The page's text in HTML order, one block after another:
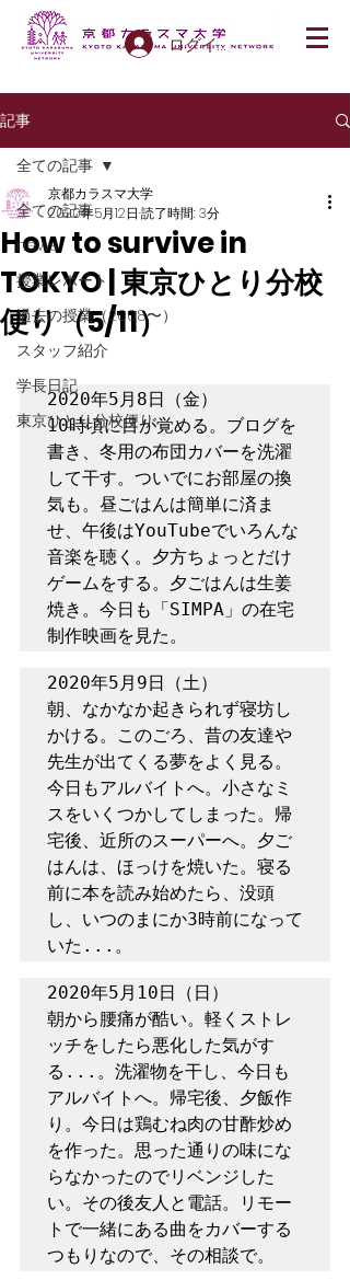
ログイン
記事
全ての記事
news
授業レポート
過去の授業（2008〜）
スタッフ紹介
学長日記
東京ひとり分校便り
全ての記事
How to survive in
TOKYO | 東京ひとり分校
便り（5/11）
京都カラスマ大学
2020年5月12日 読了時間: 3分
2020年5月8日（金）
10時頃に目が覚める。ブログを
書き、冬用の布団カバーを洗濯
して干す。ついでにお部屋の換
気も。昼ごはんは簡単に済ま
せ、午後はYouTubeでいろんな
音楽を聴く。夕方ちょっとだけ
ゲームをする。夕ごはんは生姜
焼き。今日も「SIMPA」の在宅
制作映画を見た。
2020年5月9日（土）
朝、なかなか起きられず寝坊し
かける。このごろ、昔の友達や
先生が出てくる夢をよく見る。
今日もアルバイトへ。小さなミ
スをいくつかしてしまった。帰
宅後、近所のスーパーへ。夕ご
はんは、ほっけを焼いた。寝る
前に本を読み始めたら、没頭
し、いつのまにか3時前になって
いた...。
2020年5月10日（日）
朝から腰痛が酷い。軽くストレ
ッチをしたら悪化した気がす
る...。洗濯物を干し、今日も
アルバイトへ。帰宅後、夕飯作
り。今日は鶏むね肉の甘酢炒め
を作った。思った通りの味にな
らなかったのでリベンジした
い。その後友人と電話。リモー
トで一緒にある曲をカバーする
つもりなので、その相談で。